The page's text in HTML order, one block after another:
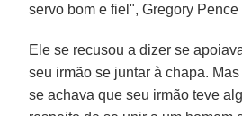
servo bom e fiel", Gregory
Ele se recusou a dizer se
seu irmão se juntar à chapa.
se achava que seu irmão teve